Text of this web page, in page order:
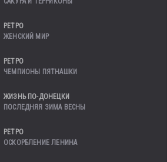
РЕТРО
ЖЕНСКИЙ МИР
РЕТРО
ЧЕМПИОНЫ ПЯТНАШКИ
ЖИЗНЬ ПО-ДОНЕЦКИ
ПОСЛЕДНЯЯ ЗИМА ВЕСНЫ
РЕТРО
ОСКОРБЛЕНИЕ ЛЕНИНА